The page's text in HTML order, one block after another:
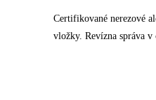
Certifikované nerezové
vložky. Revízna správa v